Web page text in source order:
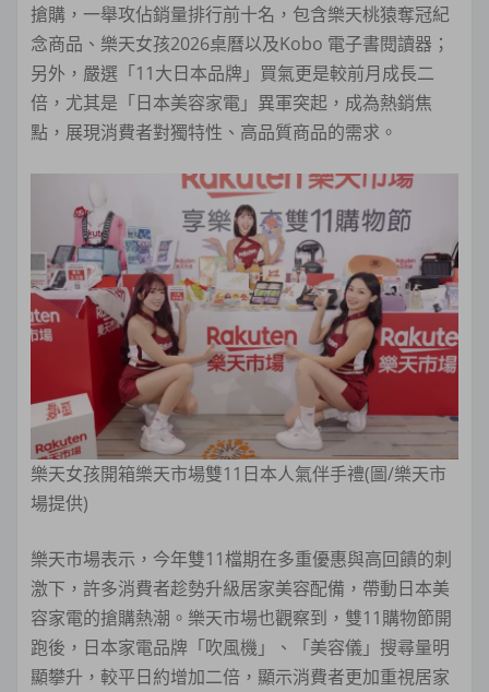
搶購，一舉攻佔銷量排行前十名，包含樂天桃猿奪冠紀
念商品、樂天女孩2026桌曆以及Kobo 電子書閱讀器；
另外，嚴選「11大日本品牌」買氣更是較前月成長二
倍，尤其是「日本美容家電」異軍突起，成為熱銷焦
點，展現消費者對獨特性、高品質商品的需求。
樂天女孩開箱樂天市場雙11日本人氣伴手禮(圖/樂天市
場提供)
樂天市場表示，今年雙11檔期在多重優惠與高回饋的刺
激下，許多消費者趁勢升級居家美容配備，帶動日本美
容家電的搶購熱潮。樂天市場也觀察到，雙11購物節開
跑後，日本家電品牌「吹風機」、「美容儀」搜尋量明
顯攀升，較平日約增加二倍，顯示消費者更加重視居家